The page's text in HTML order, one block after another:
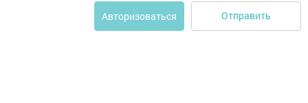
Авторизоваться Отправить